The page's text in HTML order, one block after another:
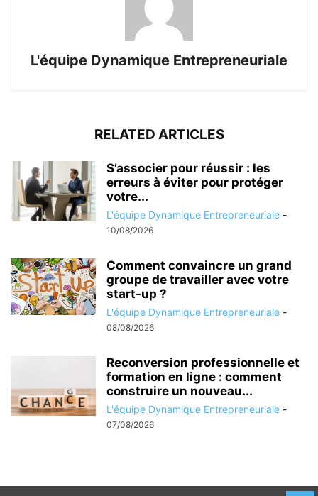
L'équipe Dynamique Entrepreneuriale
RELATED ARTICLES
S’associer pour réussir : les
erreurs à éviter pour protéger
votre...
L'équipe Dynamique Entrepreneuriale -
10/08/2026
Comment convaincre un grand
groupe de travailler avec votre
start-up ?
L'équipe Dynamique Entrepreneuriale -
08/08/2026
Reconversion professionnelle et
formation en ligne : comment
construire un nouveau...
L'équipe Dynamique Entrepreneuriale -
07/08/2026